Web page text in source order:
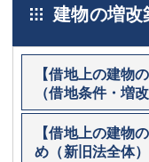
建物の増改
【借地上の建物
（借地条件・増
【借地上の建物
め（新旧法全体）